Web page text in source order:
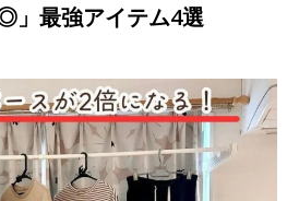
」最強アイテム4選